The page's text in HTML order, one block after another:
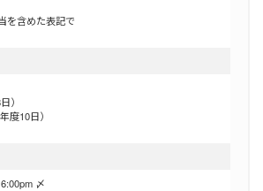
を含めた表記で
。
）
度10日）
〆